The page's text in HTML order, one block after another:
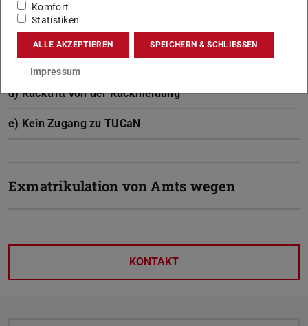
b) Rücktritt von einer internen
Neueinschreibung
d) Rücktritt von der Rückmeldung
e) Kein Zugang zu TUCaN
Exmatrikulation von Amts wegen
KONTAKT
Komfort
Statistiken
ALLE AKZEPTIEREN SPEICHERN & SCHLIESSEN
Impressum